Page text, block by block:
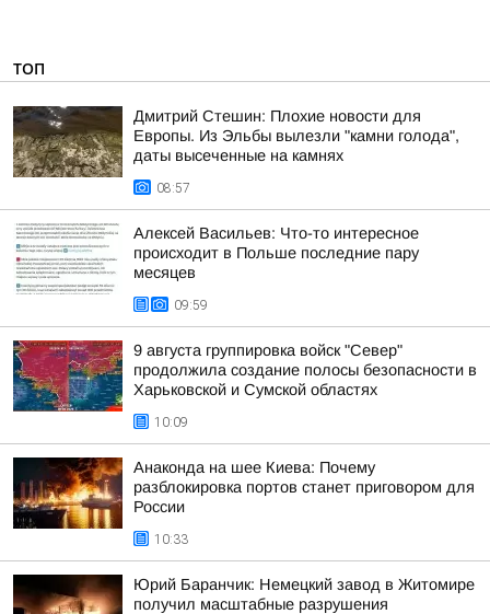
ТОП
Дмитрий Стешин: Плохие новости для
Европы. Из Эльбы вылезли "камни голода",
даты высеченные на камнях
08:57
Алексей Васильев: Что-то интересное
происходит в Польше последние пару
месяцев
09:59
9 августа группировка войск "Север"
продолжила создание полосы безопасности в
Харьковской и Сумской областях
10:09
Анаконда на шее Киева: Почему
разблокировка портов станет приговором для
России
10:33
Юрий Баранчик: Немецкий завод в Житомире
получил масштабные разрушения